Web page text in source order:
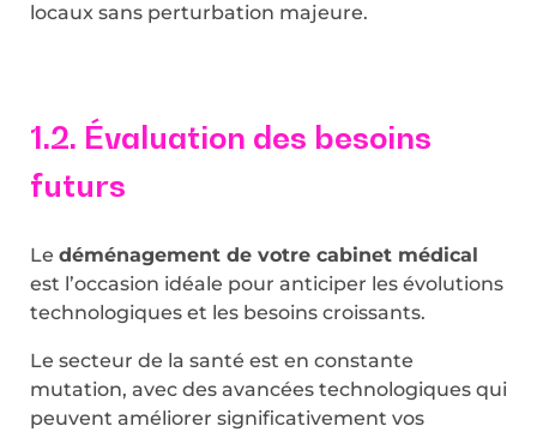
locaux sans perturbation majeure.
1.2. Évaluation des besoins
futurs
Le déménagement de votre cabinet médical
est l’occasion idéale pour anticiper les évolutions
technologiques et les besoins croissants.
Le secteur de la santé est en constante
mutation, avec des avancées technologiques qui
peuvent améliorer significativement vos